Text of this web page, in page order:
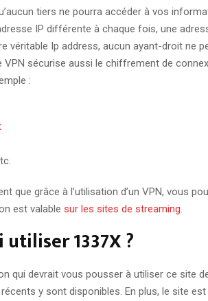
tiers ne pourra accéder à vos
IP différente à chaque fois, une
véritable Ip address, aucun ayant-droit ne
VPN sécurise aussi le chiffrement de
:
que grâce à l’utilisation d’un VPN, vous
est valable sur les sites de streaming.
1337X ?
qui devrait vous pousser à utiliser ce site
y sont disponibles. En plus, le site